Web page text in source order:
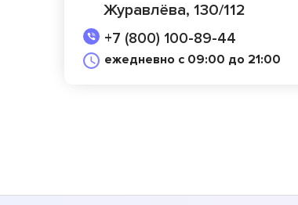
Журавлёва, 130/112
+7 (800) 100-89-44
ежедневно с 09:00 до 21:00